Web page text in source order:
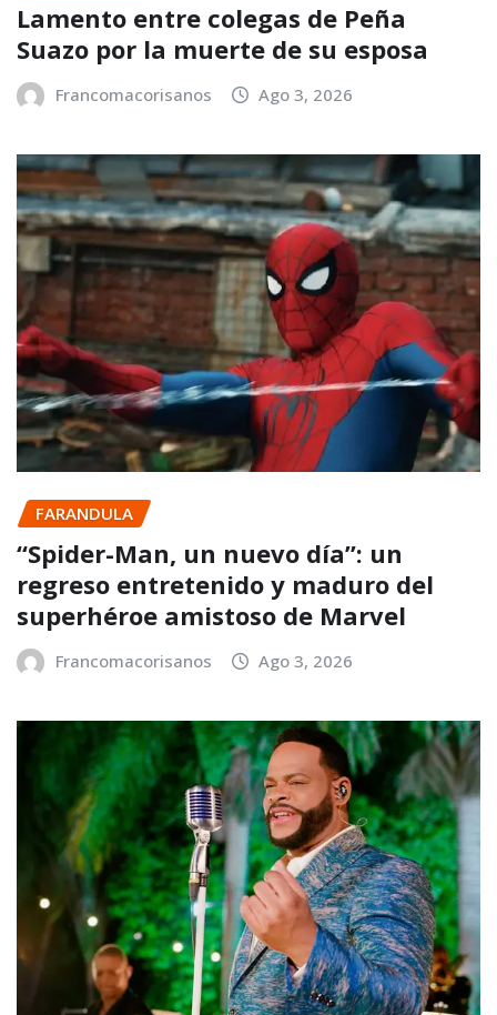
Lamento entre colegas de Peña
Suazo por la muerte de su esposa
Francomacorisanos Ago 3, 2026
FARANDULA
“Spider-Man, un nuevo día”: un
regreso entretenido y maduro del
superhéroe amistoso de Marvel
Francomacorisanos Ago 3, 2026